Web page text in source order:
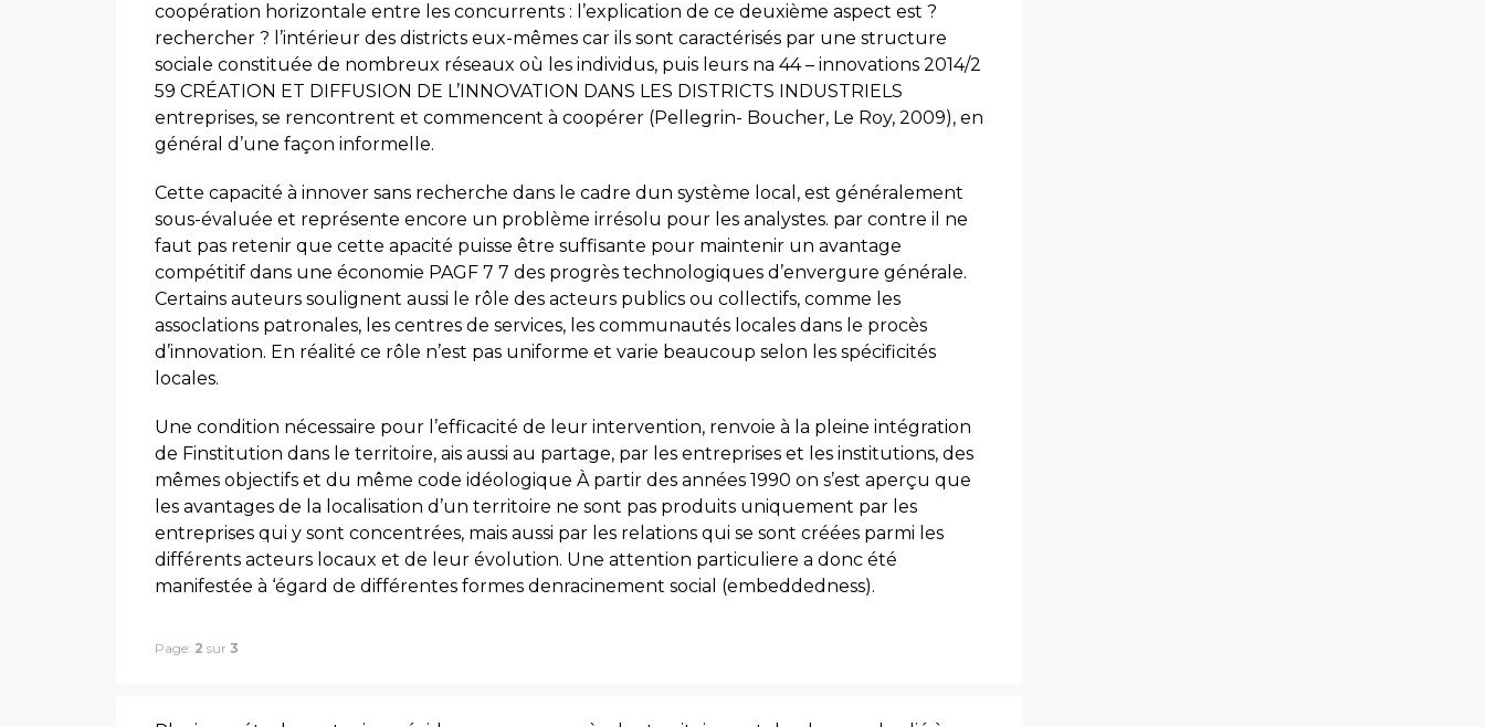
coopération horizontale entre les concurrents : l’explication de ce deuxième aspect est ?
rechercher ? l’intérieur des districts eux-mêmes car ils sont caractérisés par une structure
sociale constituée de nombreux réseaux où les individus, puis leurs na 44 – innovations 2014/2
59 CRÉATION ET DIFFUSION DE L’INNOVATION DANS LES DISTRICTS INDUSTRIELS
entreprises, se rencontrent et commencent à coopérer (Pellegrin- Boucher, Le Roy, 2009), en
général d’une façon informelle.
Cette capacité à innover sans recherche dans le cadre dun système local, est généralement
sous-évaluée et représente encore un problème irrésolu pour les analystes. par contre il ne
faut pas retenir que cette apacité puisse être suffisante pour maintenir un avantage
compétitif dans une économie PAGF 7 7 des progrès technologiques d’envergure générale.
Certains auteurs soulignent aussi le rôle des acteurs publics ou collectifs, comme les
assoclations patronales, les centres de services, les communautés locales dans le procès
d’innovation. En réalité ce rôle n’est pas uniforme et varie beaucoup selon les spécificités
locales.
Une condition nécessaire pour l’efficacité de leur intervention, renvoie à la pleine intégration
de Finstitution dans le territoire, ais aussi au partage, par les entreprises et les institutions, des
mêmes objectifs et du même code idéologique À partir des années 1990 on s’est aperçu que
les avantages de la localisation d’un territoire ne sont pas produits uniquement par les
entreprises qui y sont concentrées, mais aussi par les relations qui se sont créées parmi les
différents acteurs locaux et de leur évolution. Une attention particuliere a donc été
manifestée à ‘égard de différentes formes denracinement social (embeddedness).
Page: 2 sur 3